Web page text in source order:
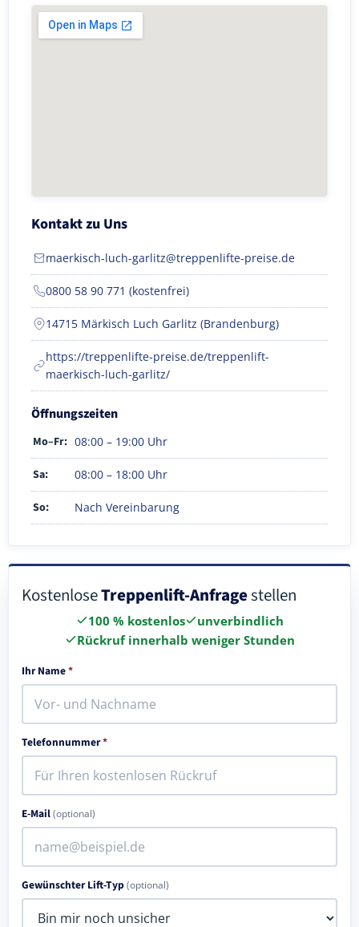
Kontakt zu Uns
maerkisch-luch-garlitz@treppenlifte-preise.de
0800 58 90 771 (kostenfrei)
14715 Märkisch Luch Garlitz (Brandenburg)
https://treppenlifte-preise.de/treppenlift-
maerkisch-luch-garlitz/
Öffnungszeiten
Mo–Fr: 08:00 – 19:00 Uhr
Sa: 08:00 – 18:00 Uhr
So: Nach Vereinbarung
KostenloseTreppenlift-Anfragestellen
100 % kostenlos
unverbindlich
Rückruf innerhalb weniger Stunden
Ihr Name*
Telefonnummer*
E-Mail(optional)
Gewünschter Lift-Typ(optional)